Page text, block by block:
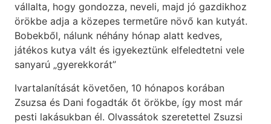
vállalta, hogy gondozza, neveli, majd jó gazdikhoz
örökbe adja a közepes termetűre növő kan kutyát.
Bobekből, nálunk néhány hónap alatt kedves,
játékos kutya vált és igyekeztünk elfeledtetni vele
sanyarú „gyerekkorát”
Ivartalanítását követően, 10 hónapos korában
Zsuzsa és Dani fogadták őt örökbe, így most már
pesti lakásukban él. Olvassátok szeretettel Zsuzsi